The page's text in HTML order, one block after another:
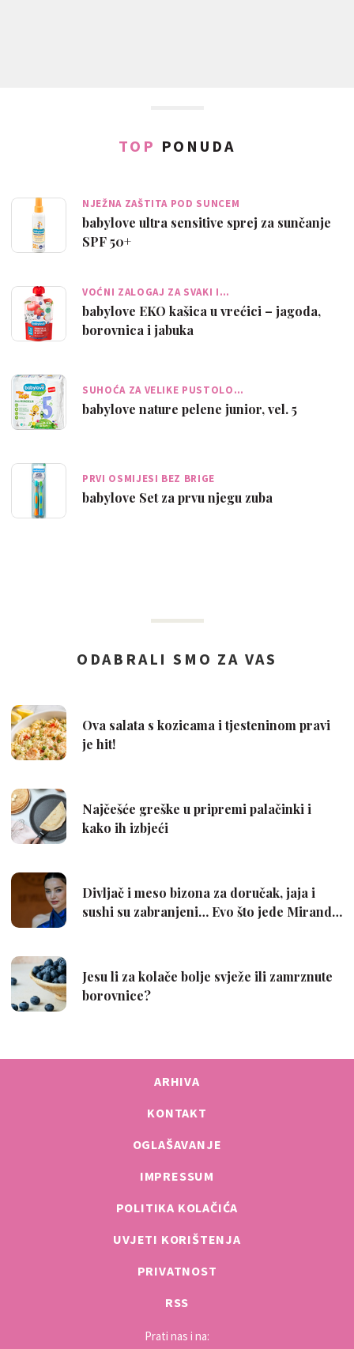
TOP PONUDA
NJEŽNA ZAŠTITA POD SUNCEM
babylove ultra sensitive sprej za sunčanje
SPF 50+
VOĆNI ZALOGAJ ZA SVAKI I…
babylove EKO kašica u vrećici – jagoda,
borovnica i jabuka
SUHOĆA ZA VELIKE PUSTOLO…
babylove nature pelene junior, vel. 5
PRVI OSMIJESI BEZ BRIGE
babylove Set za prvu njegu zuba
ARHIVA
KONTAKT
OGLAŠAVANJE
IMPRESSUM
POLITIKA KOLAČIĆA
UVJETI KORIŠTENJA
PRIVATNOST
RSS
Prati nas i na: